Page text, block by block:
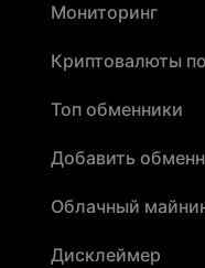
Мониторинг
Криптовалюты
Топ обменники
Добавить
Облачный
Дисклеймер